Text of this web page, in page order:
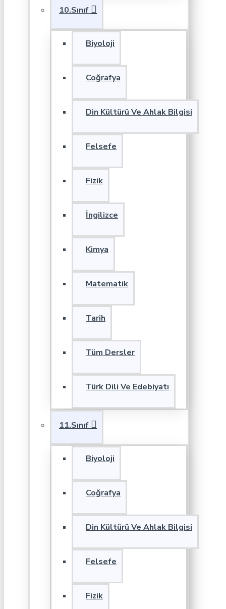
10.Sınıf
Biyoloji
Coğrafya
Din Kültürü Ve Ahlak Bilgisi
Felsefe
Fizik
İngilizce
Kimya
Matematik
Tarih
Tüm Dersler
Türk Dili Ve Edebiyatı
11.Sınıf
Biyoloji
Coğrafya
Din Kültürü Ve Ahlak Bilgisi
Felsefe
Fizik